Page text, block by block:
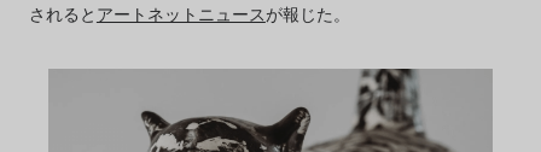
されると アートネットニュースが報じた。